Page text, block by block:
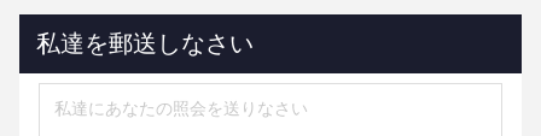
私達を郵送しなさい